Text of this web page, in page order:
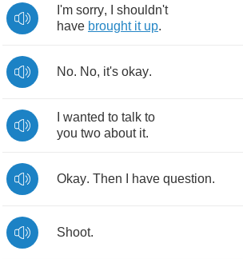
I'm sorry,
shouldn't
have brought it up.
No. No, it's okay.
wanted to talk to
you two about it.
Okay. Then have question.
Shoot.